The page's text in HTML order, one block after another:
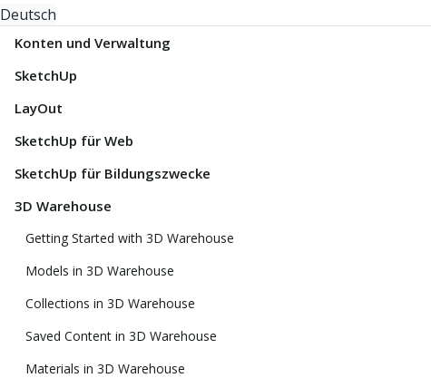
Deutsch
Konten und Verwaltung
SketchUp
LayOut
SketchUp für Web
SketchUp für Bildungszwecke
3D Warehouse
Getting Started with 3D Warehouse
Models in 3D Warehouse
Collections in 3D Warehouse
Saved Content in 3D Warehouse
Materials in 3D Warehouse